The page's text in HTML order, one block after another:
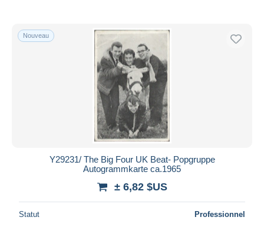
Nouveau
Y29231/ The Big Four UK Beat- Popgruppe
Autogrammkarte ca.1965
± 6,82 $US
Statut Professionnel